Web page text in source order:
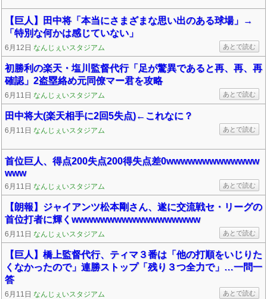
【巨人】田中将「本当にさまざまな思い出のある球場」→
「特別な何かは感じていない」
6月12日 なんじぇいスタジアム あとで読む
初勝利の楽天・塩川監督代行「足が驚異であると再、再、再
確認」2盗塁絡め元同僚マー君を攻略
6月11日 なんじぇいスタジアム あとで読む
田中将大(楽天相手に2回5失点)←これなに？
6月11日 なんじぇいスタジアム あとで読む
首位巨人、得点200失点200得失点差0wwwwwwwwwwwww
www
6月11日 なんじぇいスタジアム あとで読む
【朗報】ジャイアンツ松本剛さん、遂に交流戦セ・リーグの
首位打者に輝くwwwwwwwwwwwwwwwwww
6月11日 なんじぇいスタジアム あとで読む
【巨人】橋上監督代行、ティマ３番は「他の打順をいじりた
くなかったので」連勝ストップ「残り３つ全力で」…一問一
答
6月11日 なんじぇいスタジアム あとで読む